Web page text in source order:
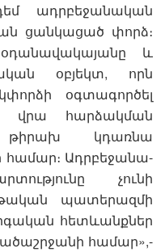
ադրբեջանական
ցանկացած փորձ։
և
օբյեկտ, որն
օգտագործել
վրա հարձակման
կդառնա
Ադրբեջանա-
չունի
պատերազմի
հետևանքներ
համար»,-